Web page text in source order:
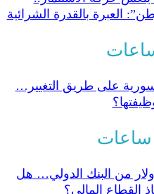
العبرة بالقدرة الشرائية
على طريق التغيير…
دولار من البنك الدولي… هل
القطاع المالي؟